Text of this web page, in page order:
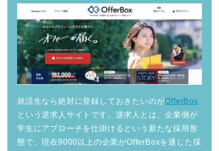
就活生なら絶対に登録しておきたいのがOfferBox
という逆求人サイトです。逆求人とは、企業側が
学生にアプローチを仕掛けるという新たな採用形
態で、現在9000以上の企業がOfferBoxを通じた採